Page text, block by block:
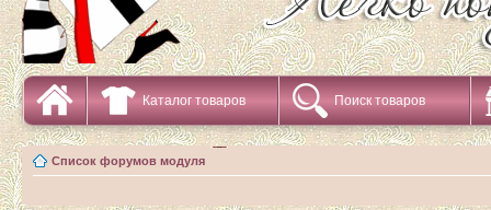
Каталог товаров Поиск товаров
Список форумов модуля